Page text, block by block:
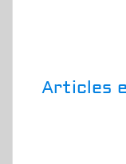
Articles